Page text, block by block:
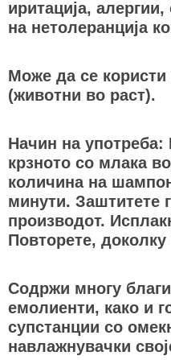
иритација,
на нетолеранција
Може да се
(животни во раст).
Начин на употреба:
крзното со млака
количина на
минути. Заштитете
производот.
Повторете,
Содржи многу
емолиенти, како и
супстанции со
навлажнувачки